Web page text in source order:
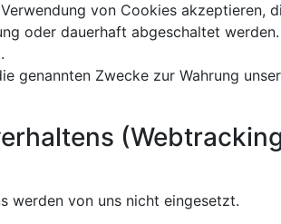
von Cookies akzeptieren,
oder dauerhaft abgeschaltet
genannten Zwecke zur Wahrung
werden von uns nicht eingesetzt.